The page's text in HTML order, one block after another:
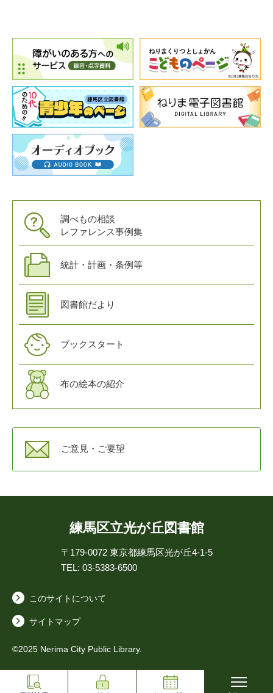
調べもの相談
レファレンス事例集
統計・計画・条例等
図書館だより
ブックスタート
布の絵本の紹介
ご意見・ご要望
練馬区立光が丘図書館
〒179-0072 東京都練馬区光が丘4-1-5
TEL: 03-5383-6500
このサイトについて
サイトマップ
©2025 Nerima City Public Library.